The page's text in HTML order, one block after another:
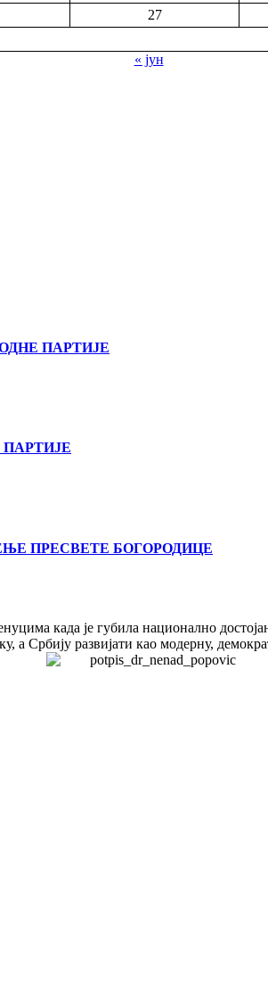
27
« јун
ПАРТИЈЕ
ПРЕСВЕТЕ БОГОРОДИЦЕ
када је губила национално
Србију развијати као модерну,